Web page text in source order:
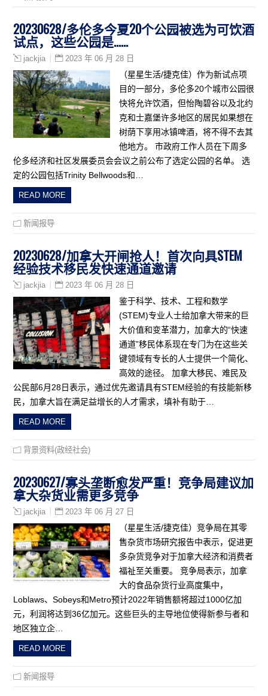
20230628/多伦多今夏20个公园被选为可饮酒
试点，这些公园是……
jackjia 2023 年 06 月 28 日
（星星生活/捷克佳）作为新试点项
目的一部分，多伦多20个城市公园很
快将允许饮酒，但怡陶碧谷以及北约
克和士嘉堡许多地区的居民如果想在
树荫下享用冰镇啤酒，将不得不去其
他地方。 市政府工作人员在下周多
伦多经济和社区发展委员会会议之前公布了选定公园的名单。 选
定的公园包括Trinity Bellwoods和…
READ MORE
新闻报导
20230628/加拿大开闸抢人！首次向具STEM
经验技术移民发快速通道邀请
jackjia 2023 年 06 月 28 日
鉴于科学、技术、工程和数学
(STEM)专业人士给加拿大带来的巨
大价值和变革潜力，加拿大的“快速
通道”移民体系现在专门为在这些关
键领域有专长的人士提供一个简化、
高效的途径。 加拿大移民、难民及
公民部6月28日表示，通过优先邀请具有STEM经验的有技能新移
民，加拿大旨在满足益增长的人才需求，填补有助于…
READ MORE
背景资料(政经社会)
20230627/寡头垄断愈发严重！竞争局建议加
拿大杂货业需更多竞争
jackjia 2023 年 06 月 27 日
（星星生活/捷克佳）竞争局在其零
售杂货市场研究报告中表示，促进更
多杂货竞争对于加拿大经济和消费者
福祉至关重要。 竞争局表示，加拿
大的食品杂货行业高度集中，
Loblaws、Sobeys和Metro预计2022年销售额将超过1000亿加
元，利润将达到36亿加元。这些巨头的主导地位使得新参与者和
地区独立企…
READ MORE
新闻报导